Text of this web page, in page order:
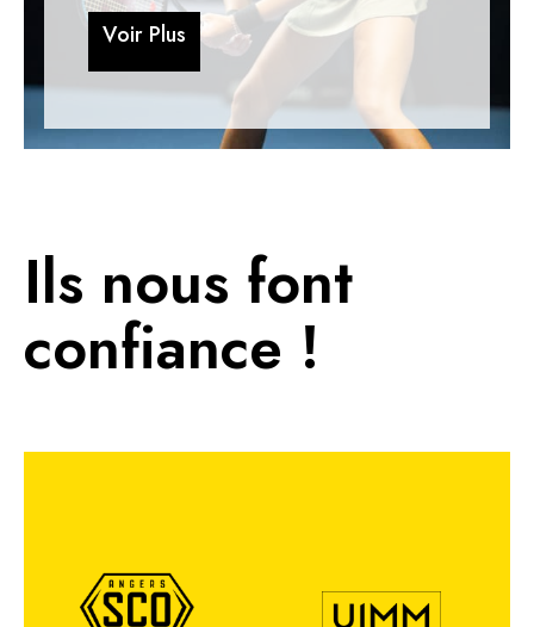
Voir Plus
Voir Plus
Ils nous font
confiance !